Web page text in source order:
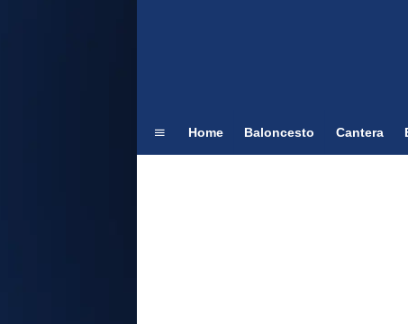
Home Baloncesto Cantera